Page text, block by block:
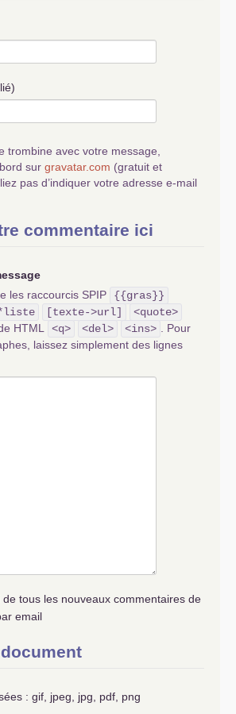
trombine avec votre message,
sur gravatar.com (gratuit et
pas d’indiquer votre adresse e-mail
commentaire ici
les raccourcis SPIP
{{gras}}
[texte->url]
<quote>
HTML <q> <del> <ins>
. Pour
laissez simplement des lignes
de tous les nouveaux commentaires de
email
: gif, jpeg, jpg, pdf, png